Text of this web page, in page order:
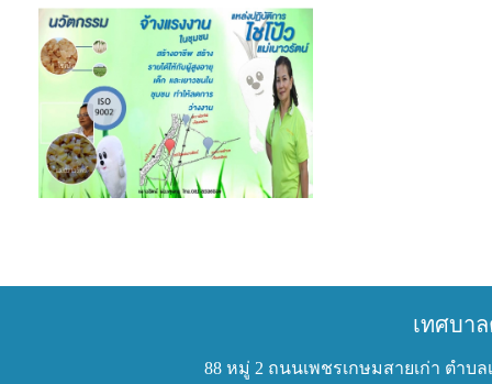
เทศบา
88 หมู่ 2 ถนนเพชรเกษมสายเก่า ตำบ